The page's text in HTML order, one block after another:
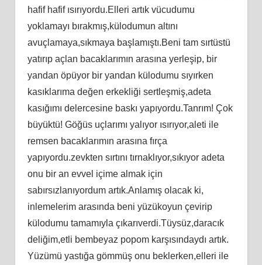
hafif hafif ısırıyordu.Elleri artık vücudumu
yoklamayı bırakmış,külodumun altını
avuçlamaya,sıkmaya başlamıştı.Beni tam sırtüstü
yatırıp açlan bacaklarımın arasına yerleşip, bir
yandan öpüyor bir yandan külodumu sıyırken
kasıklarıma değen erkekliği sertleşmiş,adeta
kasığımı delercesine baskı yapıyordu.Tanrım! Çok
büyüktü! Göğüs uçlarımı yalıyor ısırıyor,aleti ile
remsen bacaklarımın arasına fırça
yapıyordu.zevkten sırtını tırnaklıyor,sıkıyor adeta
onu bir an evvel içime almak için
sabırsızlanıyordum artık.Anlamış olacak ki,
inlemelerim arasında beni yüzükoyun çevirip
külodumu tamamıyla çıkarıverdi.Tüysüz,daracık
deliğim,etli bembeyaz popom karşısındaydı artık.
Yüzümü yastığa gömmüş onu beklerken,elleri ile